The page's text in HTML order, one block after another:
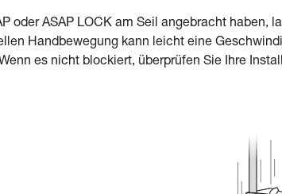
oder ASAP LOCK am Seil angebracht haben,
Handbewegung kann leicht eine
es nicht blockiert, überprüfen Sie Ihre